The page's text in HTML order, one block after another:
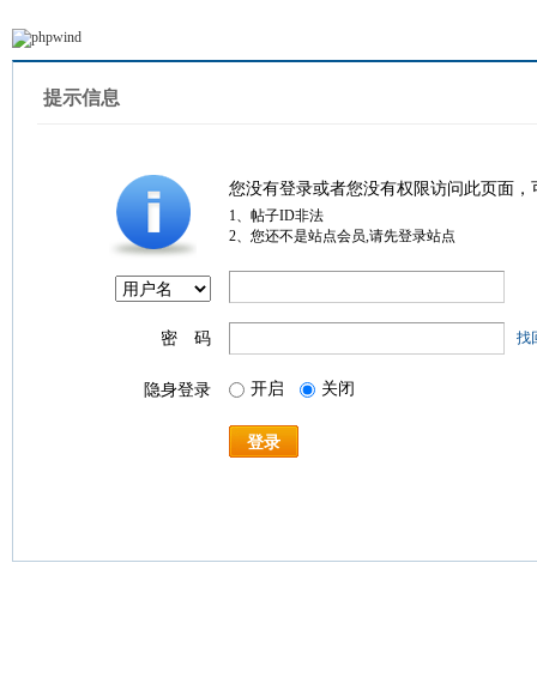
提示信息
您没有登录或者您没有权限访问此页面
1、帖子ID非法
2、您还不是站点会员,请先登录站点
密 码 找
隐身登录 开启 关闭
登录